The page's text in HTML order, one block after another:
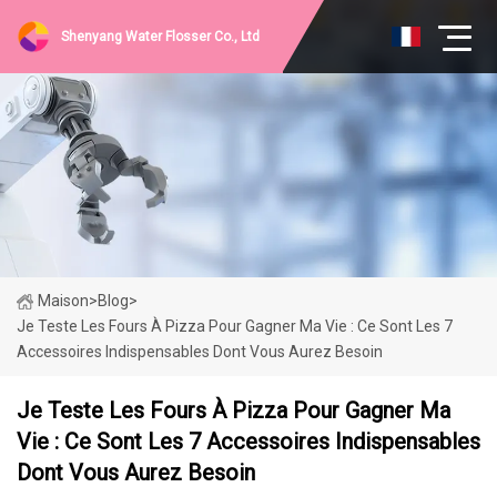
Shenyang Water Flosser Co., Ltd
Maison>Blog>
Je Teste Les Fours À Pizza Pour Gagner Ma Vie : Ce Sont Les 7
Accessoires Indispensables Dont Vous Aurez Besoin
Je Teste Les Fours À Pizza Pour Gagner Ma
Vie : Ce Sont Les 7 Accessoires Indispensables
Dont Vous Aurez Besoin